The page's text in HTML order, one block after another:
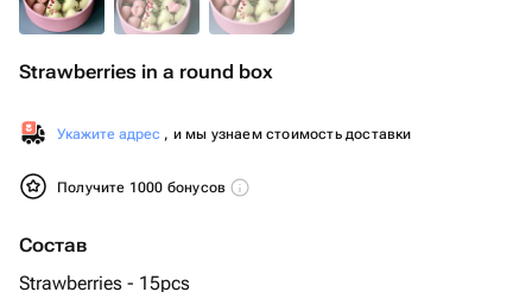
Strawberries in a round box
Укажите адрес , и мы узнаем стоимость доставки
Получите 1000 бонусов
Состав
Strawberries - 15pcs